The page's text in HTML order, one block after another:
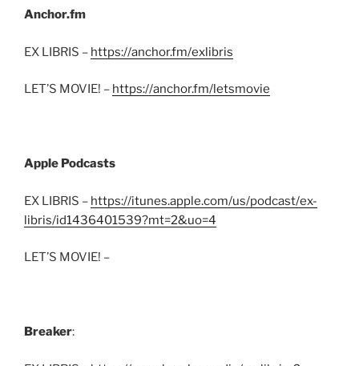
Anchor.fm
EX LIBRIS – https://anchor.fm/exlibris
LET’S MOVIE! – https://anchor.fm/letsmovie
Apple Podcasts
EX LIBRIS – https://itunes.apple.com/us/podcast/ex-
libris/id1436401539?mt=2&uo=4
LET’S MOVIE! –
Breaker: